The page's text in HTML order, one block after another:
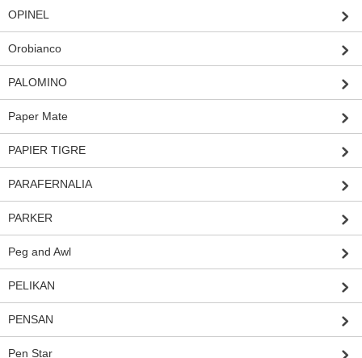
OPINEL
Orobianco
PALOMINO
Paper Mate
PAPIER TIGRE
PARAFERNALIA
PARKER
Peg and Awl
PELIKAN
PENSAN
Pen Star